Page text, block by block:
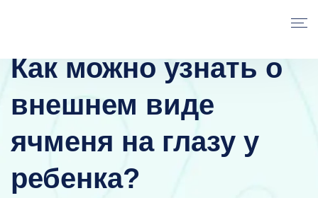
Как можно узнать о
внешнем виде
ячменя на глазу у
ребенка?